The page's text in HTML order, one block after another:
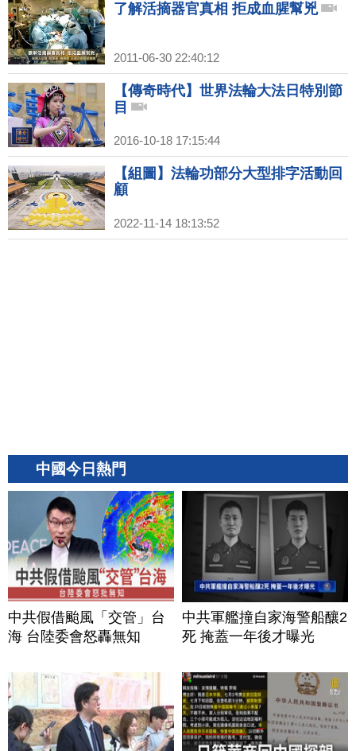
了解活摘器官真相 拒成血腥幫兇
2011-06-30 22:40:12
【傳奇時代】世界法輪大法日特別節
目
2016-10-18 17:15:44
【組圖】法輪功部分大型排字活動回
顧
2022-11-14 18:13:52
中國今日熱門
中共假借颱風「交管」台
海 台陸委會怒轟無知
中共軍艦撞自家海警船釀2
死 掩蓋一年後才曝光